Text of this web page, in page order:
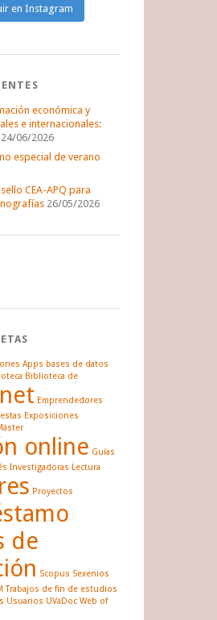
en Instagram
económica y
e internacionales:
24/06/2026
especial de verano
CEA-APQ para
26/05/2026
Apps bases de datos
Biblioteca de
Emprendedores
Exposiciones
online Guías
Investigadoras Lectura
Proyectos
de
Scopus Sexenios
Trabajos de fin de estudios
Usuarios UVaDoc Web of